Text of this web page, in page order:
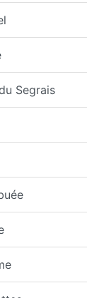
Segrais